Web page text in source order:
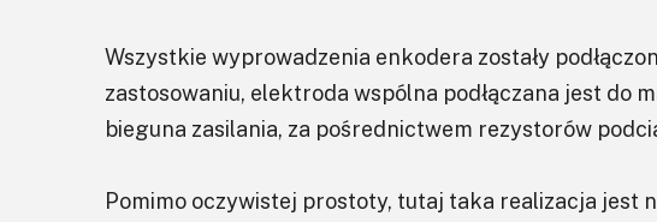
Wszystkie wyprowadzenia enkodera zostały
zastosowaniu, elektroda wspólna podłączana jest do
bieguna zasilania, za pośrednictwem rezystorów
Pomimo oczywistej prostoty, tutaj taka realizacja jest